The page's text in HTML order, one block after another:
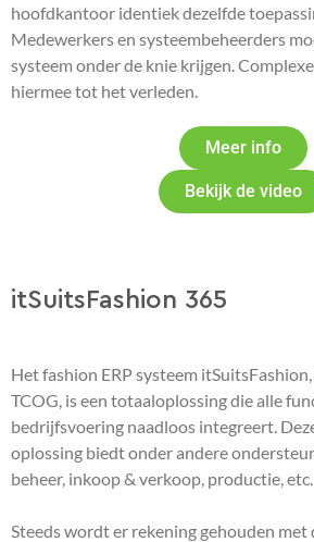
hoofdkantoor identiek dezelfde
Medewerkers en systeembeheerders
systeem onder de knie krijgen.
hiermee tot het verleden.
Meer info
Bekijk de video
itSuitsFashion 365
Het fashion ERP systeem
TCOG, is een totaaloplossing die alle
bedrijfsvoering naadloos integreert.
oplossing biedt onder andere
beheer, inkoop & verkoop, productie, etc.
Steeds wordt er rekening gehouden met